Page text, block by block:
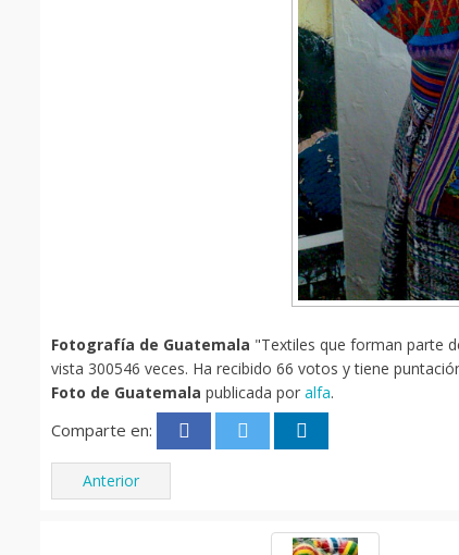
Fotografía de Guatemala "Textiles que forman parte
vista 300546 veces. Ha recibido 66 votos y tiene
Foto de Guatemala publicada por alfa.
Comparte en:
Anterior